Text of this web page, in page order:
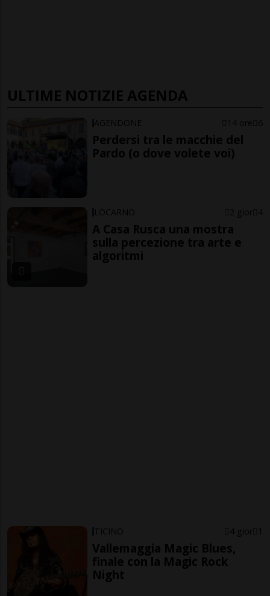
ULTIME NOTIZIE AGENDA
AGENDONE 14 ore 6
Perdersi tra le macchie del
Pardo (o dove volete voi)
LOCARNO 2 gior 4
A Casa Rusca una mostra
sulla percezione tra arte e
algoritmi
TICINO 4 gior 1
Vallemaggia Magic Blues,
finale con la Magic Rock
Night